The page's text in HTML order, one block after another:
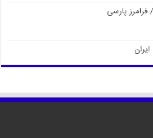
فرامرز پارسی